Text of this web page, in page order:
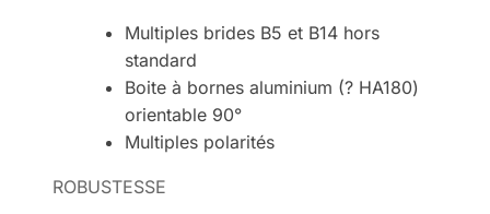
Multiples brides B5 et B14 hors
standard
Boite à bornes aluminium (? HA180)
orientable 90°
Multiples polarités
ROBUSTESSE